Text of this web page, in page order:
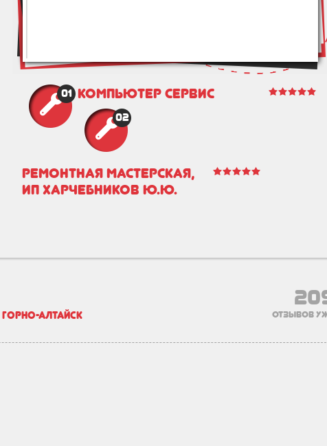
01 Компьютер Сервис
02
Ремонтная мастерская,
ИП Харчебников Ю.Ю.
Горно-Алтайск отзывов